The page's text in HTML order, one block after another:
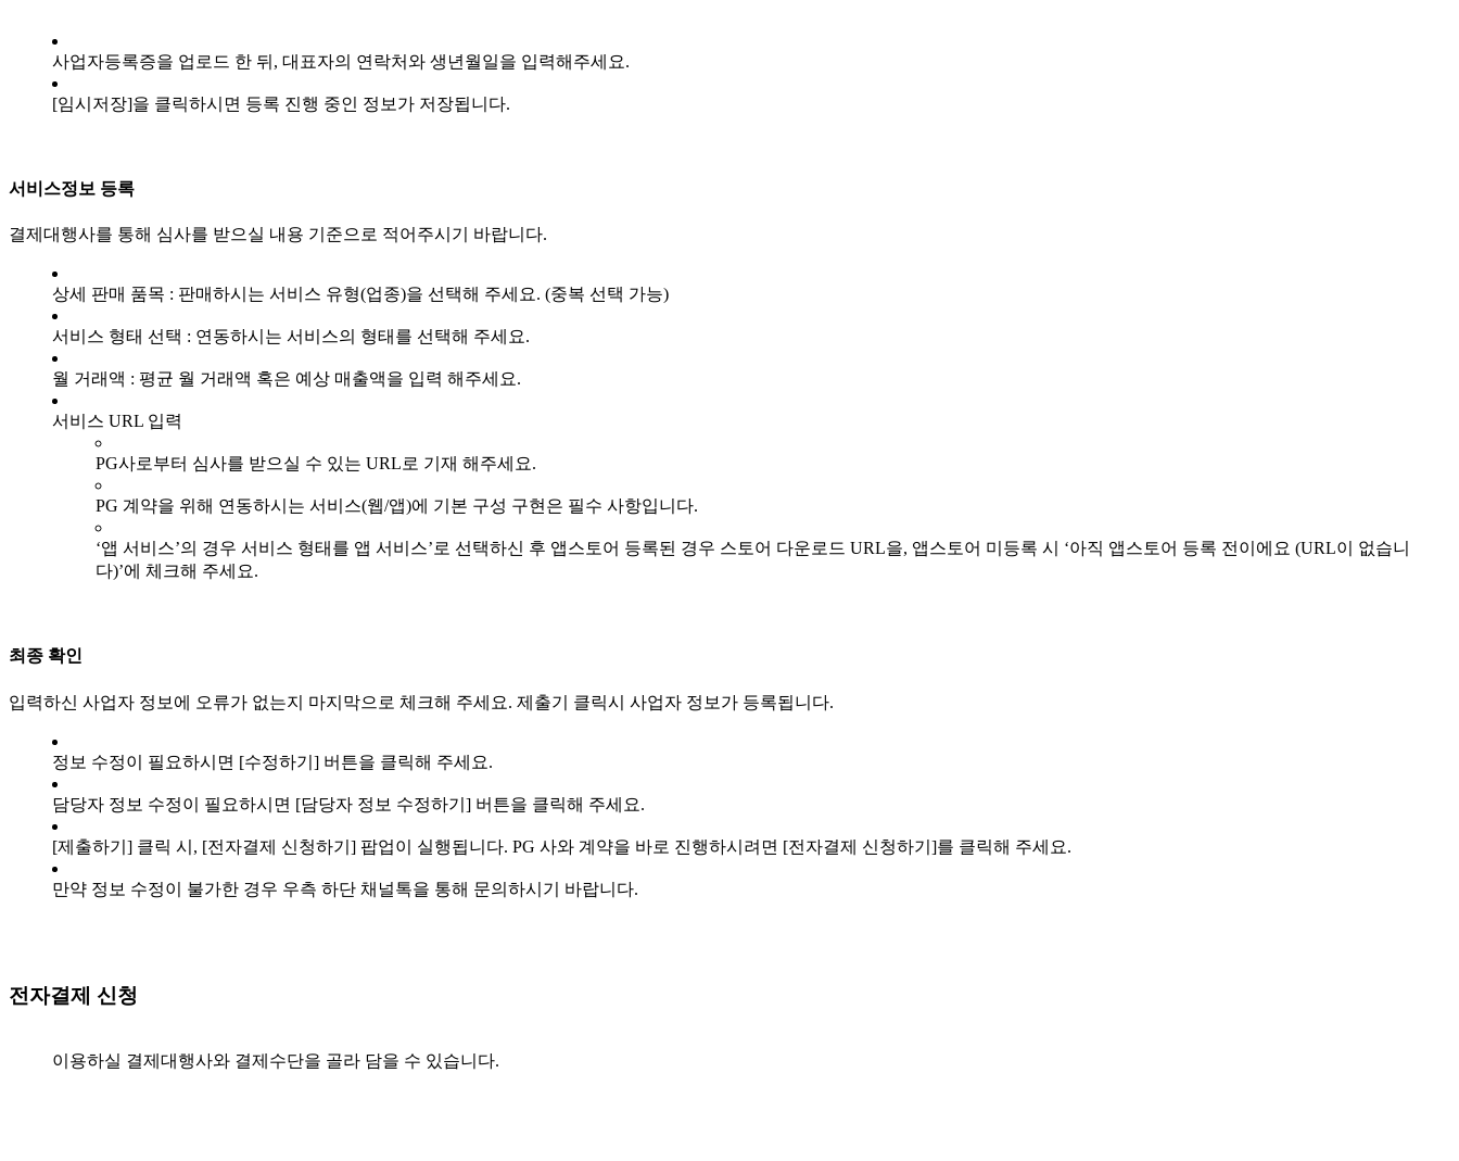
사업자등록증을 업로드 한 뒤, 대표자의 연락처와 생년월일을 입력해주세요.
[임시저장]을 클릭하시면 등록 진행 중인 정보가 저장됩니다.
서비스정보 등록
결제대행사를 통해 심사를 받으실 내용 기준으로 적어주시기 바랍니다.
상세 판매 품목 : 판매하시는 서비스 유형(업종)을 선택해 주세요. (중복 선택 가능)
서비스 형태 선택 : 연동하시는 서비스의 형태를 선택해 주세요.
월 거래액 : 평균 월 거래액 혹은 예상 매출액을 입력 해주세요.
서비스 URL 입력
PG사로부터 심사를 받으실 수 있는 URL로 기재 해주세요.
PG 계약을 위해 연동하시는 서비스(웹/앱)에 기본 구성 구현은 필수 사항입니다.
‘앱 서비스’의 경우 서비스 형태를 앱 서비스’로 선택하신 후 앱스토어 등록된 경우 스토어 다운로드 URL을, 앱스토어 미등록 시 ‘아직 앱스토어 등록 전이에요 (URL이 없습니
다)’에 체크해 주세요.
최종 확인
입력하신 사업자 정보에 오류가 없는지 마지막으로 체크해 주세요. 제출기 클릭시 사업자 정보가 등록됩니다.
정보 수정이 필요하시면 [수정하기] 버튼을 클릭해 주세요.
담당자 정보 수정이 필요하시면 [담당자 정보 수정하기] 버튼을 클릭해 주세요.
[제출하기] 클릭 시, [전자결제 신청하기] 팝업이 실행됩니다. PG 사와 계약을 바로 진행하시려면 [전자결제 신청하기]를 클릭해 주세요.
만약 정보 수정이 불가한 경우 우측 하단 채널톡을 통해 문의하시기 바랍니다.
전자결제 신청
이용하실 결제대행사와 결제수단을 골라 담을 수 있습니다.